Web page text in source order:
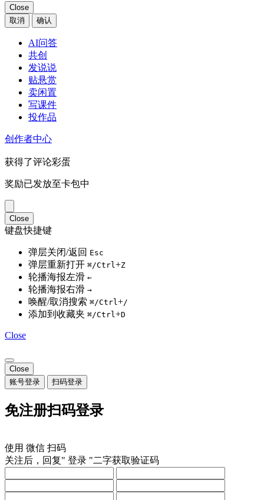
Close
取消
确认
AI问答
共创
发说说
贴悬赏
卖闲置
写课件
投作品
创作者中心
获得了评论彩蛋
奖励已发放至卡包中
Close
键盘快捷键
弹层关闭/返回 Esc
弹层重新打开 ⌘/Ctrl+Z
轮播海报左滑 ←
轮播海报右滑 →
唤醒/取消搜索 ⌘/Ctrl+/
添加到收藏夹 ⌘/Ctrl+D
Close
Close
账号登录
扫码登录
免注册扫码登录
使用 微信 扫码
关注后，回复" 登录 "二字获取验证码